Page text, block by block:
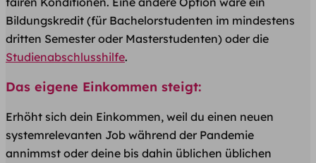
Bildungskredit (für Bachelorstudenten im mindestens
dritten Semester oder Masterstudenten) oder die
Studienabschlusshilfe.
Das eigene Einkommen steigt:
Erhöht sich dein Einkommen, weil du einen neuen
systemrelevanten Job während der Pandemie
annimmst oder deine bis dahin üblichen üblichen